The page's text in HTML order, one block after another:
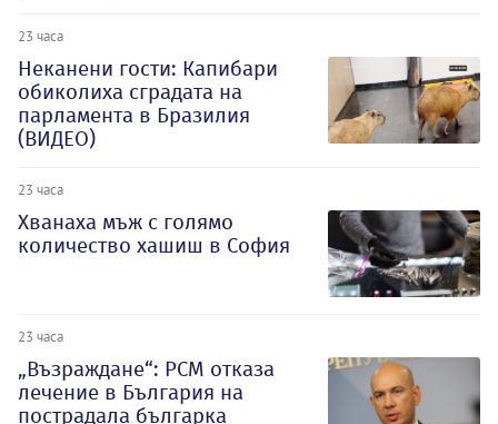
23 часа
Неканени гости: Капибари
обиколиха сградата на
парламента в Бразилия
(ВИДЕО)
23 часа
Хванаха мъж с голямо
количество хашиш в София
23 часа
„Възраждане“: РСМ отказа
лечение в България на
пострадала българка